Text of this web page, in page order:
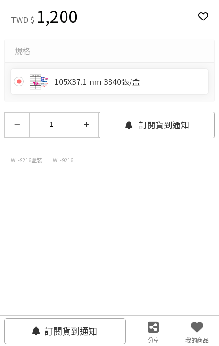
TWD $ 1,200
規格
105X37.1mm 3840張/盒
訂閱貨到通知
WL-9216盒裝 WL-9216
訂閱貨到通知
分享 我的商品